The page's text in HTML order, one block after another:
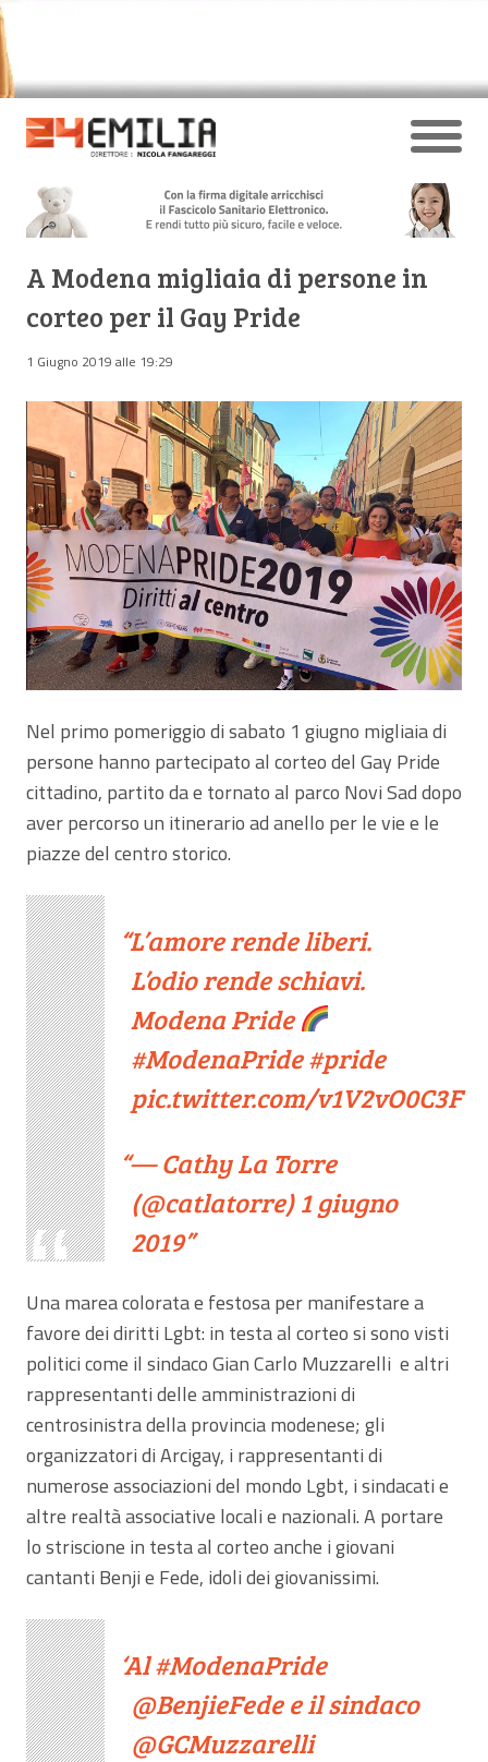
A Modena migliaia di persone in
corteo per il Gay Pride
1 Giugno 2019 alle 19:29
Nel primo pomeriggio di sabato 1 giugno migliaia di
persone hanno partecipato al corteo del Gay Pride
cittadino, partito da e tornato al parco Novi Sad dopo
aver percorso un itinerario ad anello per le vie e le
piazze del centro storico.
L’amore rende liberi.
L’odio rende schiavi.
Modena Pride
#ModenaPride#pride
pic.twitter.com/v1V2vO0C3F
— Cathy La Torre
(@catlatorre)1 giugno
2019
Una marea colorata e festosa per manifestare a
favore dei diritti Lgbt: in testa al corteo si sono visti
politici come il sindaco Gian Carlo Muzzarelli e altri
rappresentanti delle amministrazioni di
centrosinistra della provincia modenese; gli
organizzatori di Arcigay, i rappresentanti di
numerose associazioni del mondo Lgbt, i sindacati e
altre realtà associative locali e nazionali. A portare
lo striscione in testa al corteo anche i giovani
cantanti Benji e Fede, idoli dei giovanissimi.
Al#ModenaPride
@BenjieFedee il sindaco
@GCMuzzarelli